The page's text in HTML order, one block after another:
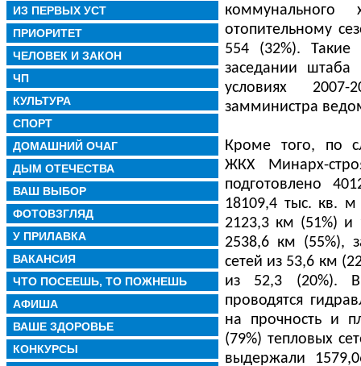
ИЗ ПЕРВЫХ УСТ
ПРИОРИТЕТ
ЧЕЛОВЕК И ЗАКОН
ЧП
КУЛЬТУРА
СПОРТ
ДОМАШНИЙ ОЧАГ
ДЫМ ОТЕЧЕСТВА
ВАШ ВЫБОР
ФОТОВЗГЛЯД
У ПРИЛАВКА
ВАКАНСИЯ
ЧТО ПОСЕЕШЬ, ТО ПОЖНЕШЬ
АФИША
ВАШЕ ЗДОРОВЬЕ
КОНКУРСЫ
отопительному
554 (32%).
заседании
условиях
замминистра
Кроме того, по
ЖКХ Минарх-
подготовлено
18109,4 тыс. кв.
2123,3 км (51%) и
2538,6 км (55%),
сетей из 53,6 км
из 52,3 (20%).
проводятся
на прочность и
(79%) тепловых
выдержали